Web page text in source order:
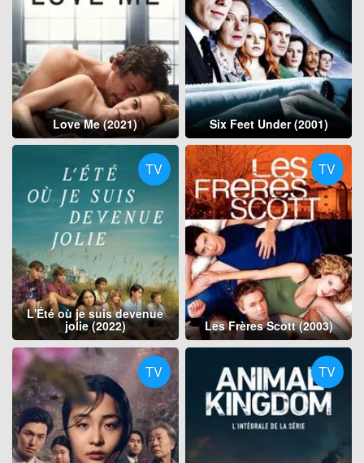
Love Me (2021) Six Feet Under (2001)
TV
L'Été où je suis devenue
jolie (2022)
TV
Les Frères Scott (2003)
TV TV